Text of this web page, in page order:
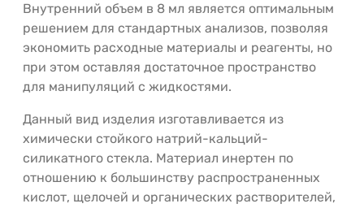
Внутренний объем в 8 мл является оптимальным
решением для стандартных анализов, позволяя
экономить расходные материалы и реагенты, но
при этом оставляя достаточное пространство
для манипуляций с жидкостями.
Данный вид изделия изготавливается из
химически стойкого натрий-кальций-
силикатного стекла. Материал инертен по
отношению к большинству распространенных
кислот, щелочей и органических растворителей,